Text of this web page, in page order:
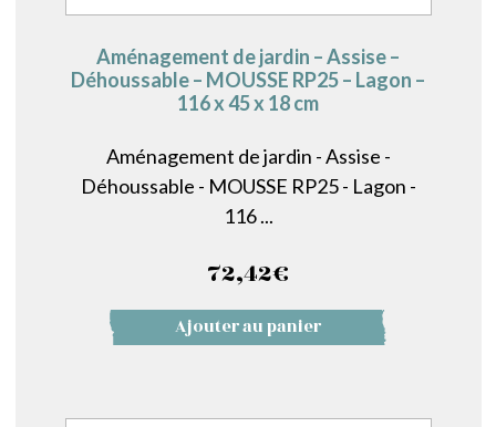
Aménagement de jardin – Assise –
Déhoussable – MOUSSE RP25 – Lagon –
116 x 45 x 18 cm
Aménagement de jardin - Assise -
Déhoussable - MOUSSE RP25 - Lagon -
116 ...
72,42€
Ajouter au panier